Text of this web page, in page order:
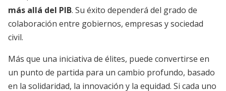
más allá del PIB. Su éxito dependerá del grado de
colaboración entre gobiernos, empresas y sociedad
civil.
Más que una iniciativa de élites, puede convertirse en
un punto de partida para un cambio profundo, basado
en la solidaridad, la innovación y la equidad. Si cada uno